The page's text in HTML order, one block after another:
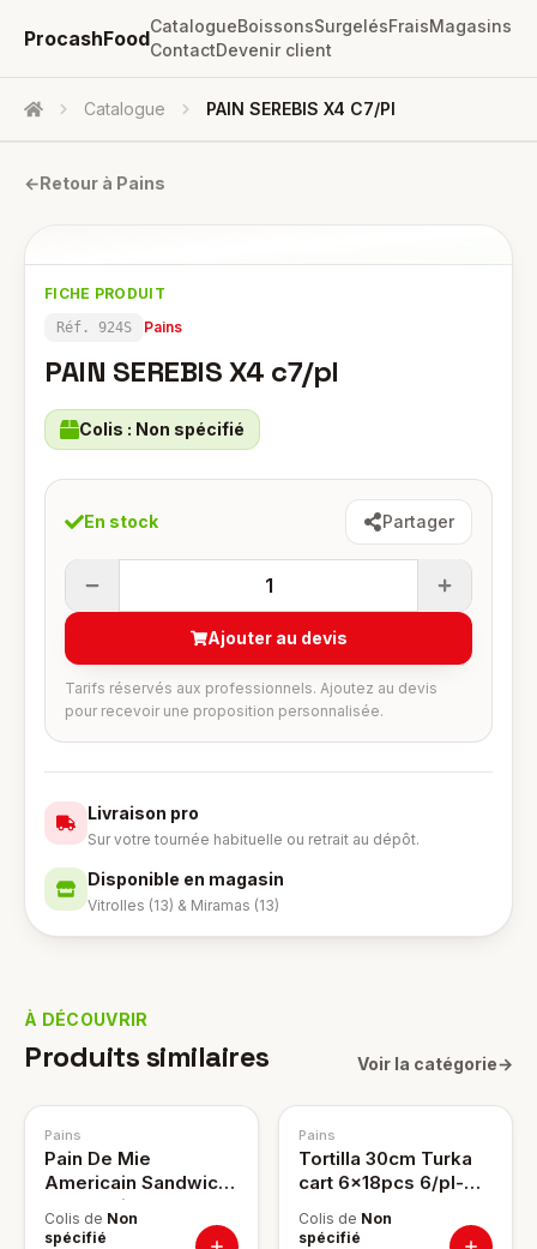
ProcashFood
CatalogueBoissonsSurgelésFraisMagasins
ContactDevenir client
Accueil Catalogue PAIN SEREBIS X4 C7/pl
←Retour à Pains
FICHE PRODUIT
Réf. 924S Pains
PAIN SEREBIS X4 c7/pl
Colis : Non spécifié
En stock Partager
1
Ajouter au devis
Tarifs réservés aux professionnels. Ajoutez au devis
pour recevoir une proposition personnalisée.
Livraison pro
Sur votre tournée habituelle ou retrait au dépôt.
Disponible en magasin
Vitrolles (13) & Miramas (13)
À DÉCOUVRIR
Produits similaires Voir la catégorie→
Pains
Pain De Mie
Americain Sandwich
Nature Bil's 460g
Colis de Non
spécifié
Pains
Tortilla 30cm Turka
cart 6x18pcs 6/pl-
Colis de Non
spécifié